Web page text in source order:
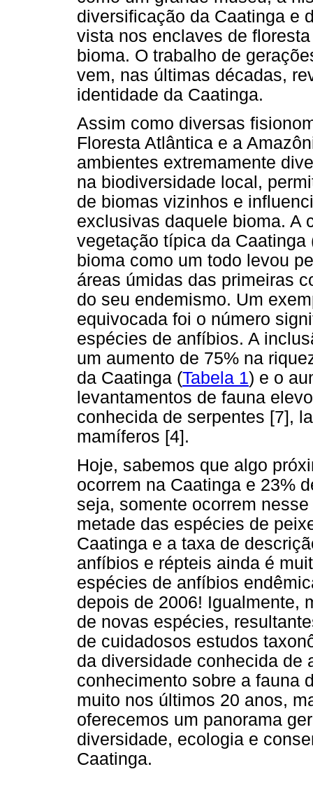
diversificação da Caatinga e
vista nos enclaves de
bioma. O trabalho de
vem, nas últimas décadas,
identidade da Caatinga.
Assim como diversas
Floresta Atlântica e a
ambientes extremamente
na biodiversidade local,
de biomas vizinhos e
exclusivas daquele bioma. A
vegetação típica da
bioma como um todo levou
áreas úmidas das primeiras
do seu endemismo. Um
equivocada foi o número
espécies de anfíbios. A
um aumento de 75% na
da Caatinga (Tabela 1) e o
levantamentos de fauna
conhecida de serpentes [7],
mamíferos [4].
Hoje, sabemos que algo
ocorrem na Caatinga e 23%
seja, somente ocorrem
metade das espécies de
Caatinga e a taxa de
anfíbios e répteis ainda é
espécies de anfíbios
depois de 2006! Igualmente,
de novas espécies,
de cuidadosos estudos
da diversidade conhecida de
conhecimento sobre a fauna
muito nos últimos 20 anos,
oferecemos um panorama
diversidade, ecologia e
Caatinga.